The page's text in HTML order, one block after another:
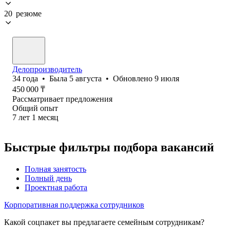
20 резюме
Делопроизводитель
34 года • Была 5 августа • Обновлено 9 июля
450 000 ₸
Рассматривает предложения
Общий опыт
7 лет 1 месяц
Быстрые фильтры подбора вакансий
Полная занятость
Полный день
Проектная работа
Корпоративная поддержка сотрудников
Какой соцпакет вы предлагаете семейным сотрудникам?